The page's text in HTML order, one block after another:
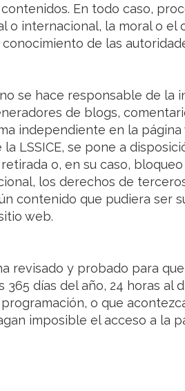
En todo caso,
o internacional, la moral o
de las
no se hace responsable de
de blogs,
independiente en la página
la LSSICE, se pone a
o, en su caso,
los derechos de
contenido que pudiera ser
web.
revisado y probado para
días del año, 24 horas al
o que
imposible el acceso a la